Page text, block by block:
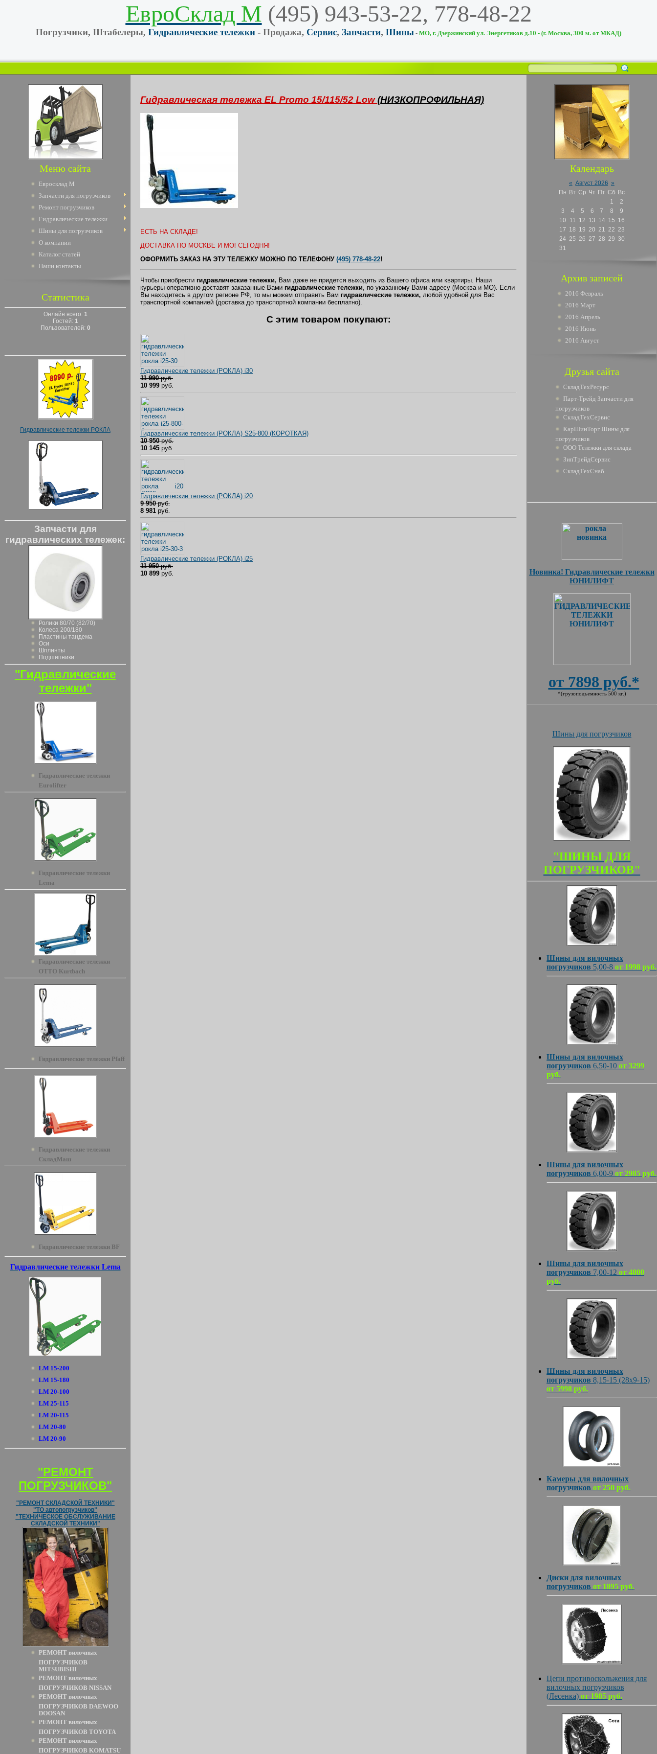
ЕвроСклад М (495) 943-53-22, 778-48-22
Погрузчики, Штабелеры, Гидравлические тележки - Продажа, Сервис, Запчасти, Шины - МО, г. Дзержинский ул. Энергетиков д.10 - (г. Москва, 300 м. от МКАД)
Меню сайта
Евросклад М
Запчасти для погрузчиков
Ремонт погрузчиков
Гидравлические тележки
Шины для погрузчиков
О компании
Каталог статей
Наши контакты
Статистика
Онлайн всего: 1
Гостей: 1
Пользователей: 0
Гидравлические тележки РОКЛА
Запчасти для
гидравлических тележек:
Ролики 80/70 (82/70)
Колеса 200/180
Пластины тандема
Оси
Шплинты
Подшипники
"Гидравлические
тележки"
Гидравлические тележки
Eurolifter
Гидравлические тележки
Lema
Гидравлические тележки
OTTO Kurtbach
Гидравлические тележки Pfaff
Гидравлические тележки
СкладМаш
Гидравлические тележки BF
Гидравлические тележки Lema
LM 15-200
LM 15-180
LM 20-100
LM 25-115
LM 20-115
LM 20-80
LM 20-90
"РЕМОНТ
ПОГРУЗЧИКОВ"
"РЕМОНТ СКЛАДСКОЙ ТЕХНИКИ"
"ТО автопогрузчиков"
"ТЕХНИЧЕСКОЕ ОБСЛУЖИВАНИЕ
СКЛАДСКОЙ ТЕХНИКИ"
РЕМОНТ вилочных
ПОГРУЗЧИКОВ
MITSUBISHI
РЕМОНТ вилочных
ПОГРУЗЧИКОВ NISSAN
РЕМОНТ вилочных
ПОГРУЗЧИКОВ DAEWOO
DOOSAN
РЕМОНТ вилочных
ПОГРУЗЧИКОВ TOYOTA
РЕМОНТ вилочных
ПОГРУЗЧИКОВ KOMATSU
Гидравлическая тележка EL Promo 15/115/52 Low(НИЗКОПРОФИЛЬНАЯ)
ЕСТЬ НА СКЛАДЕ!
ДОСТАВКА ПО МОСКВЕ И МО! СЕГОДНЯ!
ОФОРМИТЬ ЗАКАЗ НА ЭТУ ТЕЛЕЖКУ МОЖНО ПО ТЕЛЕФОНУ (495) 778-48-22!
Чтобы приобрести гидравлические тележки, Вам даже не придется выходить из Вашего офиса или квартиры. Наши
курьеры оперативно доставят заказанные Вами гидравлические тележки, по указанному Вами адресу (Москва и МО). Если
Вы находитесь в другом регионе РФ, то мы можем отправить Вам гидравлические тележки, любой удобной для Вас
транспортной компанией (доставка до транспортной компании бесплатно).
C этим товаром покупают:
Гидравлические тележки (РОКЛА) i30
11 990руб.
10 999 руб.
Гидравлические тележки (РОКЛА) S25-800 (КОРОТКАЯ)
10 950руб.
10 145 руб.
Гидравлические тележки (РОКЛА) i20
9 950руб.
8 981 руб.
Гидравлические тележки (РОКЛА) i25
11 950руб.
10 899 руб.
Календарь
« Август 2026 »
Пн Вт Ср Чт Пт Сб Вс
1
2
3
4 5 6 7 8
9
10
11 12 13 14 15 16
17 18 19 20 21 22 23
24 25 26 27 28 29 30
31
Архив записей
2016 Февраль
2016 Март
2016 Апрель
2016 Июнь
2016 Август
Друзья сайта
СкладТехРесурс
Парт-Трейд Запчасти для
погрузчиков
СкладТехСервис
КарШинТорг Шины для
погрузчиков
ООО Тележки для склада
ЗипТрейдСервис
СкладТехСнаб
Новинка! Гидравлические тележки
ЮНИЛИФТ
от 7898 руб.*
*(грузоподъемность 500 кг.)
Шины для погрузчиков
"ШИНЫ ДЛЯ
ПОГРУЗЧИКОВ"
Шины для вилочных
погрузчиков 5,00-8 от 1998 руб.
Шины для вилочных
погрузчиков 6,50-10 от 3299
руб.
Шины для вилочных
погрузчиков 6,00-9 от 2985 руб.
Шины для вилочных
погрузчиков 7,00-12 от 4800
руб.
Шины для вилочных
погрузчиков 8,15-15 (28х9-15)
от 5998 руб.
Камеры для вилочных
погрузчиков от 250 руб.
Диски для вилочных
погрузчиков от 1895 руб.
Цепи противоскольжения для
вилочных погрузчиков
(Лесенка) от 1985 руб.